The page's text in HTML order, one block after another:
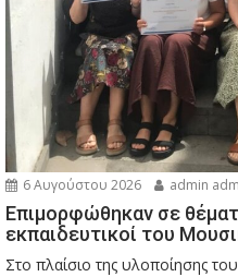
6 Αυγούστου 2026 admin
Eπιμορφώθηκαν σε
εκπαιδευτικοί του
Στο πλαίσιο της υλοποίησης